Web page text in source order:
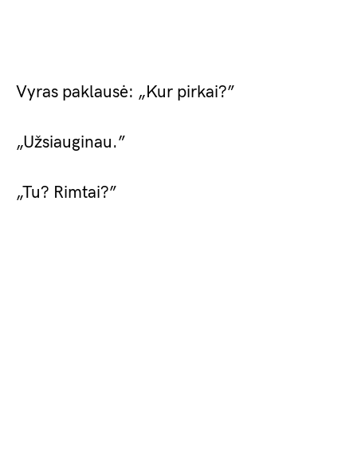
Vyras paklausė: „Kur pirkai?”
„Užsiauginau.”
„Tu? Rimtai?”